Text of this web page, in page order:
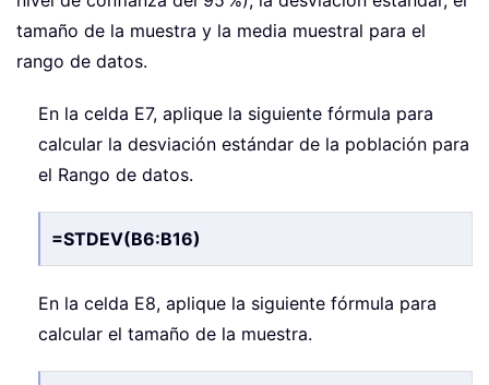
tamaño de la muestra y la media muestral para el
rango de datos.
En la celda E7, aplique la siguiente fórmula para
calcular la desviación estándar de la población para
el Rango de datos.
=STDEV(B6:B16)
En la celda E8, aplique la siguiente fórmula para
calcular el tamaño de la muestra.